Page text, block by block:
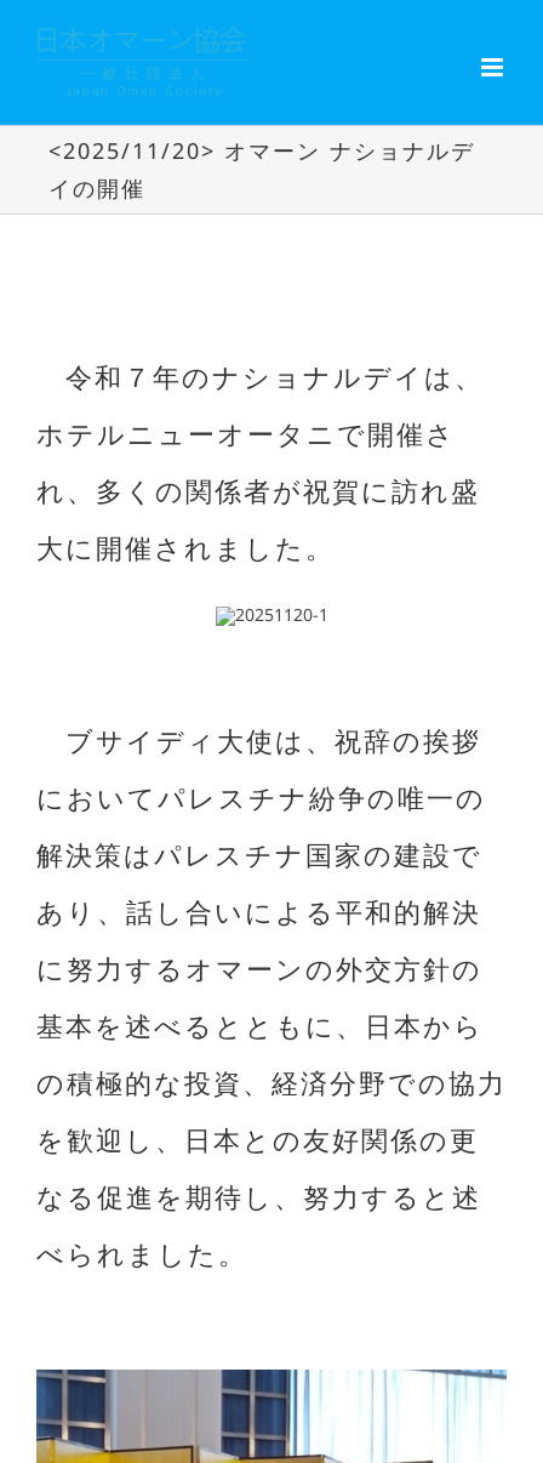
content
<2025/11/20> オマーン ナショナルデ
イの開催
令和７年のナショナルデイは、
ホテルニューオータニで開催さ
れ、多くの関係者が祝賀に訪れ盛
大に開催されました。
ブサイディ大使は、祝辞の挨拶
においてパレスチナ紛争の唯一の
解決策はパレスチナ国家の建設で
あり、話し合いによる平和的解決
に努力するオマーンの外交方針の
基本を述べるとともに、日本から
の積極的な投資、経済分野での協力
を歓迎し、日本との友好関係の更
なる促進を期待し、努力すると述
べられました。